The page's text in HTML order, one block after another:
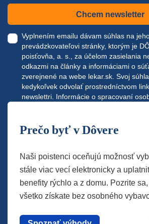
Chcem newsletter
Vyplnením emailu dávam súhlas na
prevádzkovateľovi stránky, ktorým je
poisťovňa, a. s., za účelom zasielania
odkazmi na články a informáciami o
zverejnené na webe lekar.sk. Svoj
kedykoľvek odvolať prostredníctvom
newslettri. Informácie o spracovaní
Prečo byť v Dôvere
Naši poistenci oceňujú možnosť
stále viac vecí elektronicky a
benefity rýchlo a z domu. Pozrite
všetko získate bez osobného